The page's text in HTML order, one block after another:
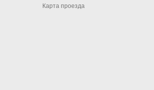
Карта проезда